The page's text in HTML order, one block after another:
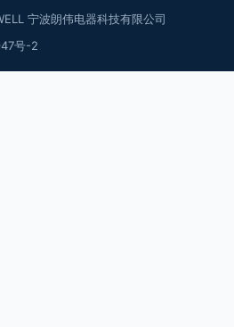
宁波朗伟电器科技有限公司
号-2